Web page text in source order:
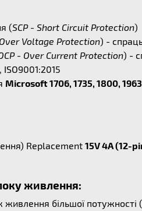
(SCP - Short Circuit Protection)
Voltage Protection) -
- Over Current Protection) -
ISO9001:2015
Microsoft 1706, 1735, 1800, 1963
Replacement 15V 4A (12-
живлення:
більшої